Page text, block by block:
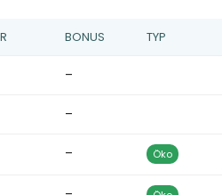
BONUS TYP
–
–
– Öko